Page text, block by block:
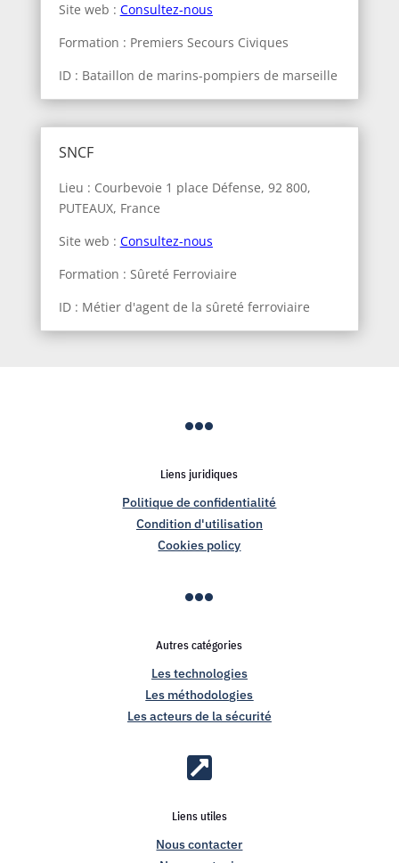
Site web : Consultez-nous
Formation : Premiers Secours Civiques
ID : Bataillon de marins-pompiers de marseille
SNCF
Lieu : Courbevoie 1 place Défense, 92 800,
PUTEAUX, France
Site web : Consultez-nous
Formation : Sûreté Ferroviaire
ID : Métier d'agent de la sûreté ferroviaire

Liens juridiques
Politique de confidentialité
Condition d'utilisation
Cookies policy

Autres catégories
Les technologies
Les méthodologies
Les acteurs de la sécurité

Liens utiles
Nous contacter